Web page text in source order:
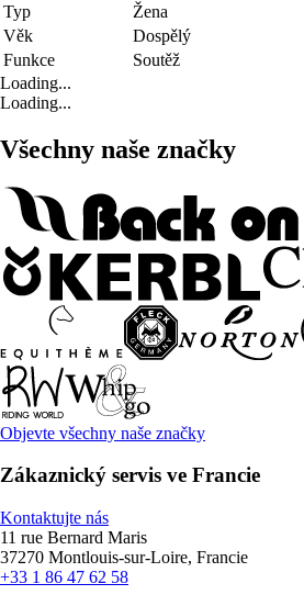
Typ
Žena
Věk
Dospělý
Funkce
Soutěž
Loading...
Loading...
Všechny naše značky
Objevte všechny naše značky
Zákaznický servis ve Francie
Kontaktujte nás
11 rue Bernard Maris
37270 Montlouis-sur-Loire, Francie
+33 1 86 47 62 58